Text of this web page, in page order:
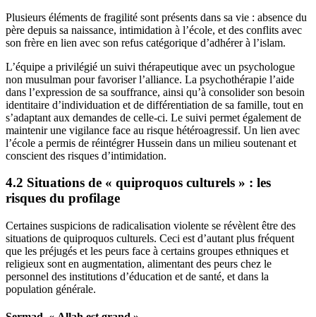
Plusieurs éléments de fragilité sont présents dans sa vie : absence du
père depuis sa naissance, intimidation à l’école, et des conflits avec
son frère en lien avec son refus catégorique d’adhérer à l’islam.
L’équipe a privilégié un suivi thérapeutique avec un psychologue
non musulman pour favoriser l’alliance. La psychothérapie l’aide
dans l’expression de sa souffrance, ainsi qu’à consolider son besoin
identitaire d’individuation et de différentiation de sa famille, tout en
s’adaptant aux demandes de celle-ci. Le suivi permet également de
maintenir une vigilance face au risque hétéroagressif. Un lien avec
l’école a permis de réintégrer Hussein dans un milieu soutenant et
conscient des risques d’intimidation.
4.2 Situations de « quiproquos culturels » : les
risques du profilage
Certaines suspicions de radicalisation violente se révèlent être des
situations de quiproquos culturels. Ceci est d’autant plus fréquent
que les préjugés et les peurs face à certains groupes ethniques et
religieux sont en augmentation, alimentant des peurs chez le
personnel des institutions d’éducation et de santé, et dans la
population générale.